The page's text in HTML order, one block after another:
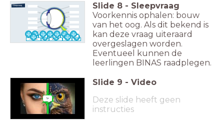
Sleepvraag
iris
hoornvlies
harde oogrok
netvlies
fovea
oogzenuw
blinde vlek
glasachtig lichaam
vaatvlies
lensbandjes
lens
straalvormig lichaam
Slide 8 - Sleepvraag
Voorkennis ophalen: bouw
van het oog. Als dit bekend is
kan deze vraag uiteraard
overgeslagen worden.
Eventueel kunnen de
leerlingen BINAS raadplegen.
Slide 9 - Video
Deze slide heeft geen
instructies